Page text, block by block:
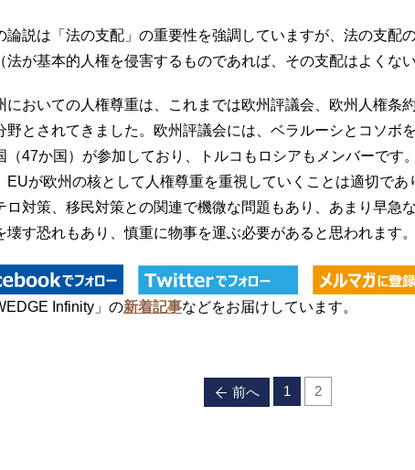
説は「法の支配」の重要性を強調していますが、法の支配
法が基本的人権を侵害するものであれば、その支配はよくない
おいての人権尊重は、これまでは欧州評議会、欧州人権条
野とされてきました。欧州評議会には、ベラルーシとコソボ
（47か国）が参加しており、トルコもロシアもメンバーです
EUが欧州の核として人権尊重を重視していくことは適切であ
ロ対策、移民対策との関連で機微な問題もあり、あまり早急
壊す恐れもあり、慎重に物事を運ぶ必要があると思われます。
Infinity」の新着記事などをお届けしています。
前へ 1 2